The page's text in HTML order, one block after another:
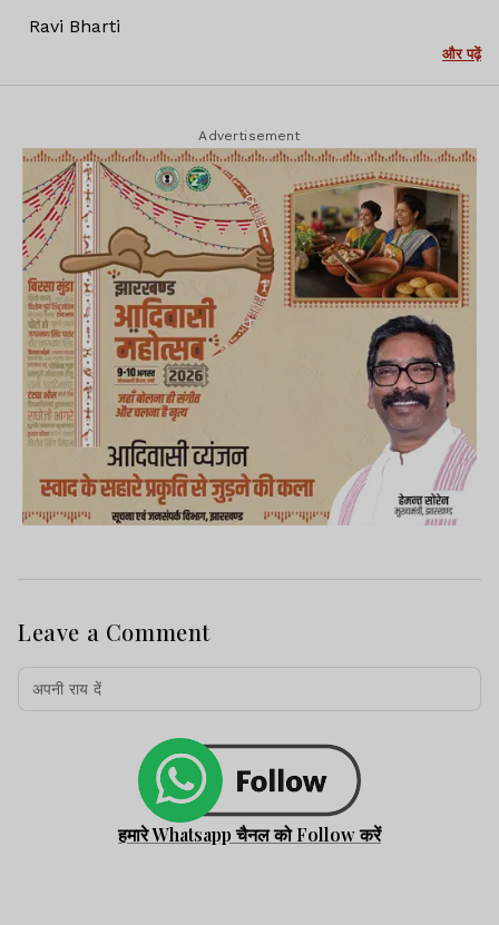
Ravi Bharti
और पढ़ें
Advertisement
Leave a Comment
हमारे Whatsapp चैनल को Follow करें